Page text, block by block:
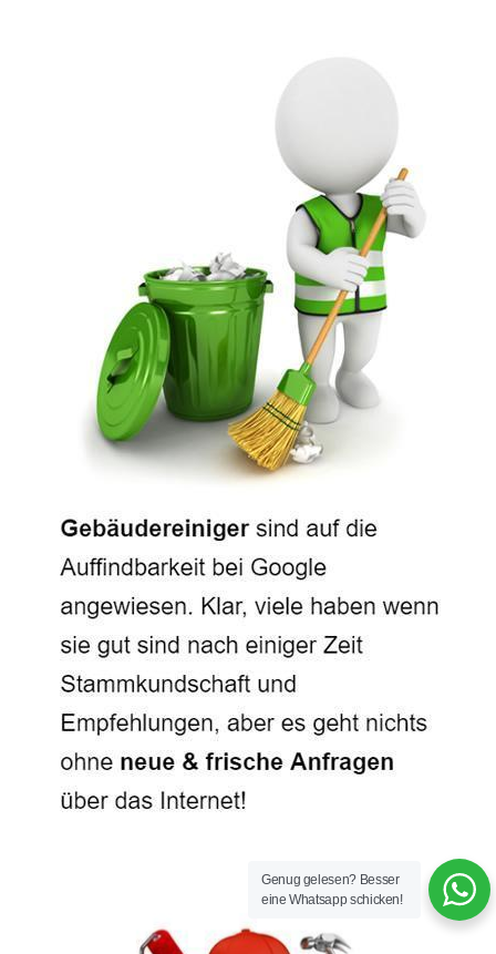
Genug gelesen? Besser
eine Whatsapp schicken!